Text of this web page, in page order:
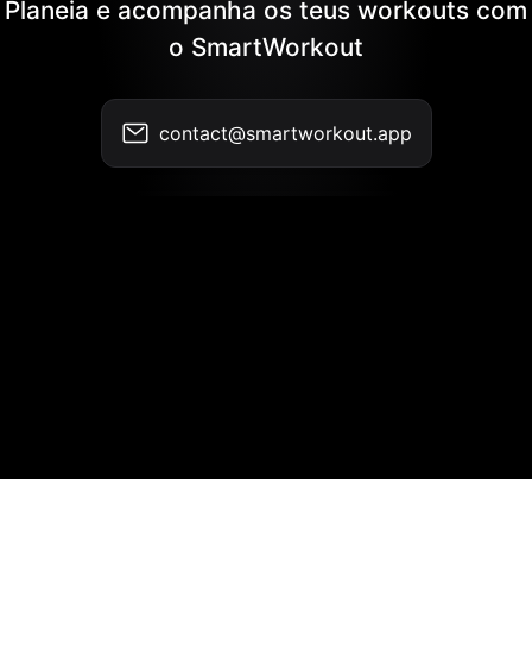
Planeia e acompanha os teus workouts com
o SmartWorkout
contact@smartworkout.app